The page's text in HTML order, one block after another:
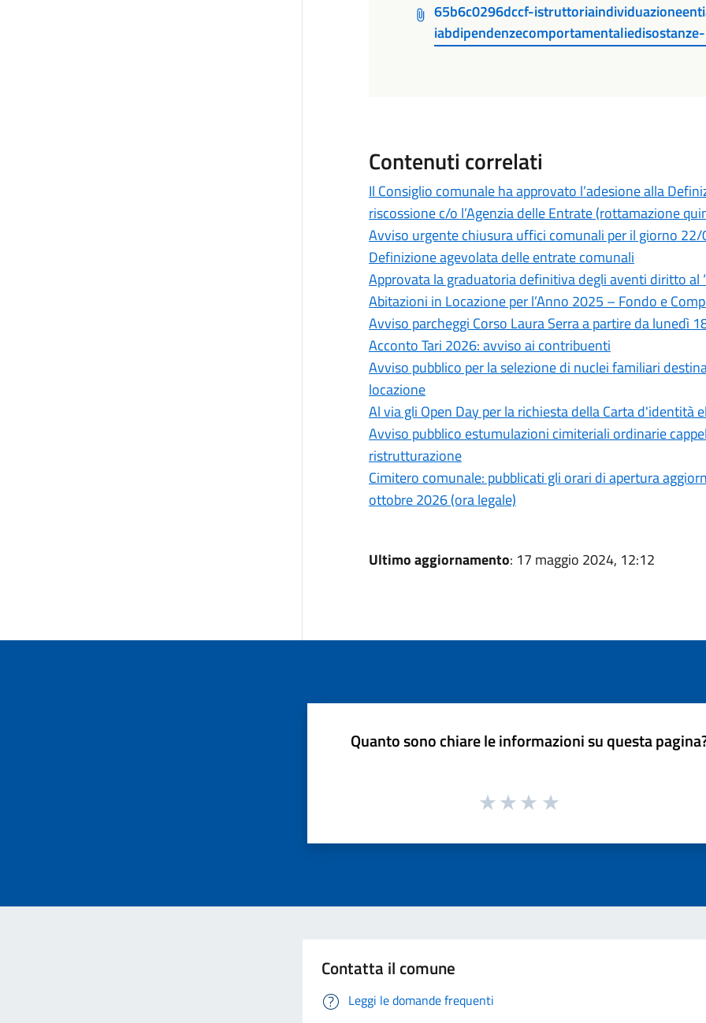
65b6c0296dccf-
Contenuti correlati
Il Consiglio comunale ha approvato l’adesione alla
riscossione c/o l’Agenzia delle Entrate (rottamazione
Avviso urgente chiusura uffici comunali per il giorno
Definizione agevolata delle entrate comunali
Approvata la graduatoria definitiva degli aventi diritto al
Abitazioni in Locazione per l’Anno 2025 – Fondo e
Avviso parcheggi Corso Laura Serra a partire da lunedì
Acconto Tari 2026: avviso ai contribuenti
Avviso pubblico per la selezione di nuclei familiari
locazione
Al via gli Open Day per la richiesta della Carta d'identità
Avviso pubblico estumulazioni cimiteriali ordinarie
ristrutturazione
Cimitero comunale: pubblicati gli orari di apertura
ottobre 2026 (ora legale)
Ultimo aggiornamento: 17 maggio 2024, 12:12
Quanto sono chiare le informazioni su questa
Contatta il comune
Leggi le domande frequenti